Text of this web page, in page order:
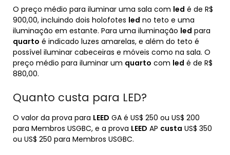
O preço médio para iluminar uma sala com led é de R$
900,00, incluindo dois holofotes led no teto e uma
iluminação em estante. Para uma iluminação led para
quarto é indicado luzes amarelas, e além do teto é
possível iluminar cabeceiras e móveis como na sala. O
preço médio para iluminar um quarto com led é de R$
880,00.
Quanto custa para LED?
O valor da prova para LEED GA é US$ 250 ou US$ 200
para Membros USGBC, e a prova LEED AP custa US$ 350
ou US$ 250 para Membros USGBC.